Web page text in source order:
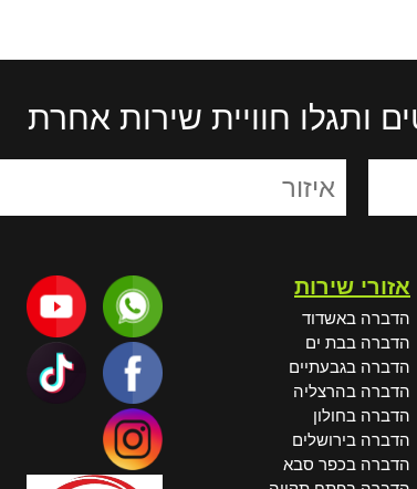
ותגלו חוויית שירות אחרת
אזורי שירות
הדברה באשדוד
הדברה בבת ים
הדברה בגבעתיים
הדברה בהרצליה
הדברה בחולון
הדברה בירושלים
הדברה בכפר סבא